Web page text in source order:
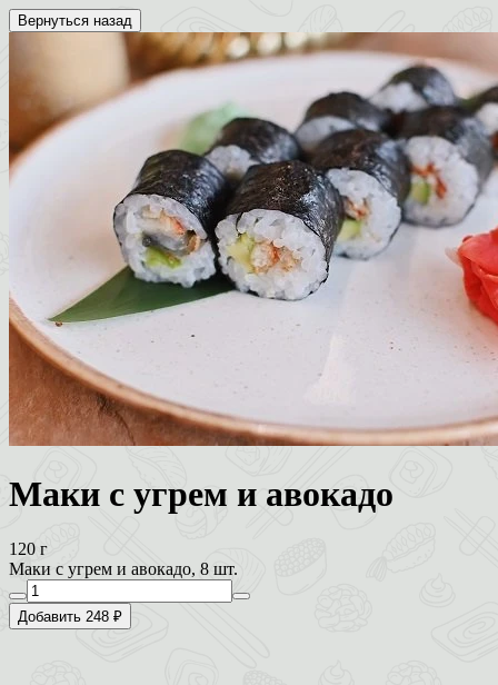
Вернуться назад
Маки с угрем и авокадо
120 г
Маки с угрем и авокадо, 8 шт.
Добавить 248 ₽